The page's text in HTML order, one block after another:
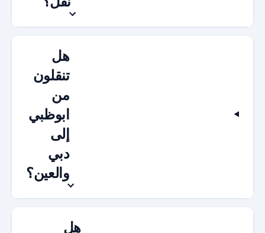
هل
تنقلون
من
ابوظبي
إلى
دبي
والعين؟
هل